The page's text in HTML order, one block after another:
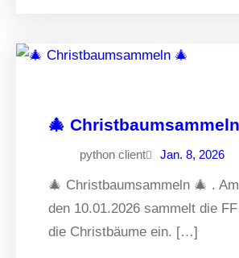
🎄
python client Jan. 8, 2026
🎄 Christbaumsammeln 🎄 .
den 10.01.2026 sammelt die
die Christbäume ein. […]